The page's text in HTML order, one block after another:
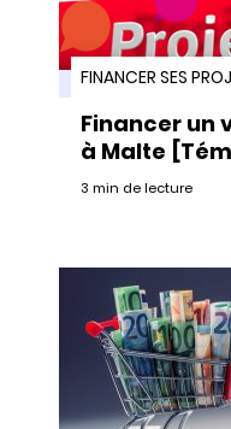
FINANCER SES
Financer un
à Malte
3 min de lecture